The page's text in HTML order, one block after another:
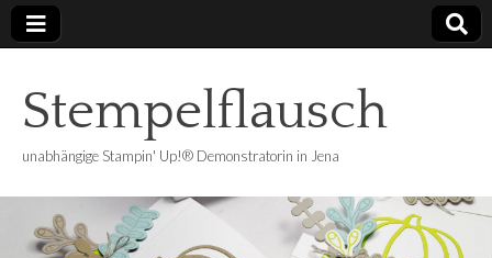
Stempelflausch
unabhängige Stampin' Up!® Demonstratorin in Jena